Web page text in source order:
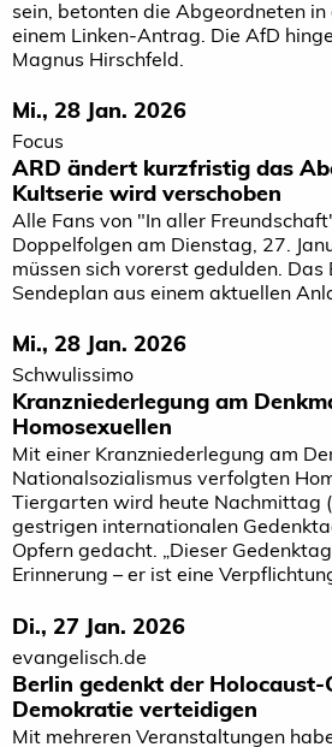
sein, betonten die Abgeordneten
einem Linken-Antrag. Die AfD
Magnus Hirschfeld.
Mi., 28 Jan. 2026
Focus
ARD ändert kurzfristig das
Kultserie wird verschoben
Alle Fans von "In aller
Doppelfolgen am Dienstag, 27.
müssen sich vorerst gedulden. Das
Sendeplan aus einem aktuellen
Mi., 28 Jan. 2026
Schwulissimo
Kranzniederlegung am
Homosexuellen
Mit einer Kranzniederlegung am
Nationalsozialismus verfolgten
Tiergarten wird heute Nachmittag
gestrigen internationalen
Opfern gedacht. „Dieser
Erinnerung – er ist eine
Di., 27 Jan. 2026
evangelisch.de
Berlin gedenkt der
Demokratie verteidigen
Mit mehreren Veranstaltungen